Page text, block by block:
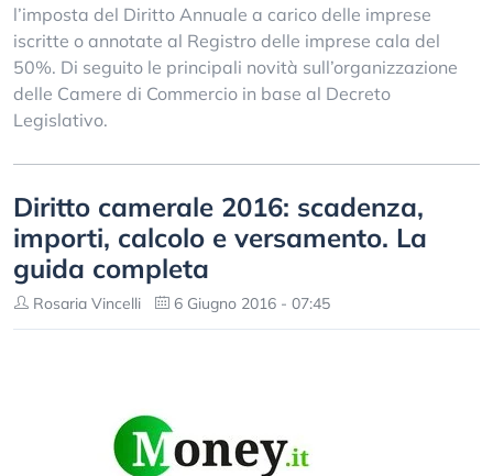
l’imposta del Diritto Annuale a carico delle imprese
iscritte o annotate al Registro delle imprese cala del
50%. Di seguito le principali novità sull’organizzazione
delle Camere di Commercio in base al Decreto
Legislativo.
Diritto camerale 2016: scadenza,
importi, calcolo e versamento. La
guida completa
Rosaria Vincelli 6 Giugno 2016 - 07:45